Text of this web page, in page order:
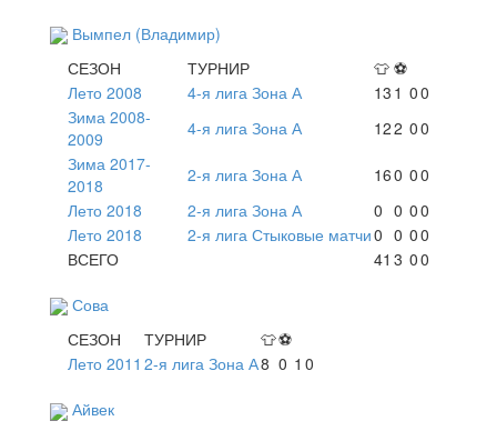
Вымпел (Владимир)
СЕЗОН
ТУРНИР 👕 ⚽
Лето 2008
4-я лига Зона А 13 1 00
Зима 2008-
2009
4-я лига Зона А 122 00
Зима 2017-
2018
2-я лига Зона А 160 00
Лето 2018
2-я лига Зона А 0 0 00
Лето 2018
2-я лига Стыковые матчи0 0 00
ВСЕГО
41 3 00
Сова
СЕЗОН
ТУРНИР 👕⚽
Лето 2011 2-я лига Зона А8 0 1 0
Айвек